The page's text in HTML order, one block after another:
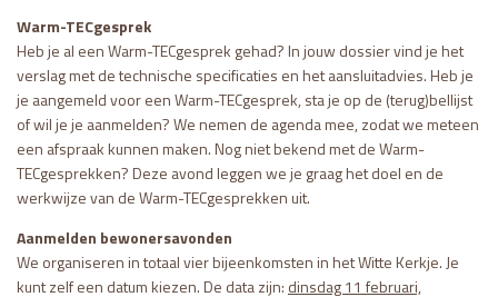
Warm-TECgesprek
Heb je al een Warm-TECgesprek gehad? In jouw dossier vind je het
verslag met de technische specificaties en het aansluitadvies. Heb je
je aangemeld voor een Warm-TECgesprek, sta je op de (terug)bellijst
of wil je je aanmelden? We nemen de agenda mee, zodat we meteen
een afspraak kunnen maken. Nog niet bekend met de Warm-
TECgesprekken? Deze avond leggen we je graag het doel en de
werkwijze van de Warm-TECgesprekken uit.
Aanmelden bewonersavonden
We organiseren in totaal vier bijeenkomsten in het Witte Kerkje. Je
kunt zelf een datum kiezen. De data zijn: dinsdag 11 februari,